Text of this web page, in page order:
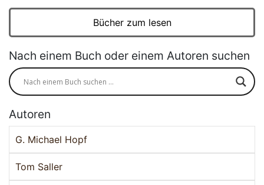
Bücher zum lesen
Nach einem Buch oder einem Autoren suchen
Autoren
G. Michael Hopf
Tom Saller